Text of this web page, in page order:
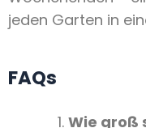
jeden Garten in
FAQs
Wie groß